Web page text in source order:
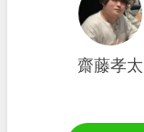
齋藤孝太